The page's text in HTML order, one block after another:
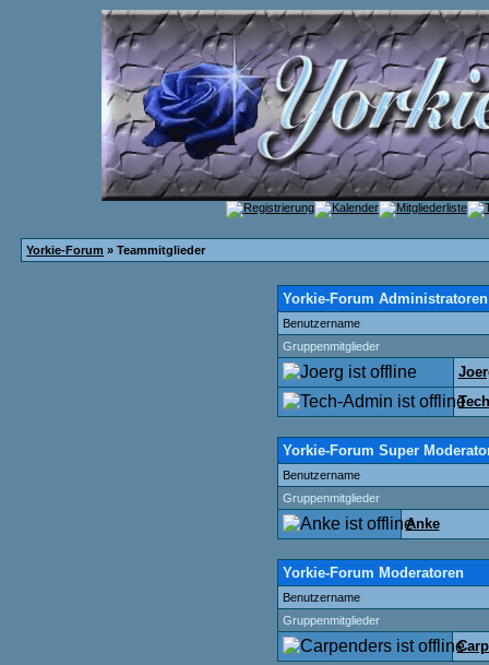
Yorkie-Forum » Teammitglieder
Yorkie-Forum Administratoren
Benutzername
Gruppenmitglieder
Yorkie-Forum Super
Benutzername
Gruppenmitglieder
Anke
Yorkie-Forum Moderatoren
Benutzername
Gruppenmitglieder